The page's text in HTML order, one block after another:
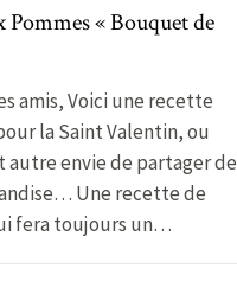
Pommes « Bouquet de
amis, Voici une recette
la Saint Valentin, ou
envie de partager de
Une recette de
fera toujours un…